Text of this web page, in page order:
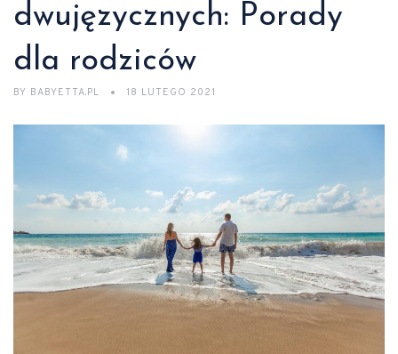
dwujęzycznych: Porady
dla rodziców
BY BABYETTA.PL 18 LUTEGO 2021